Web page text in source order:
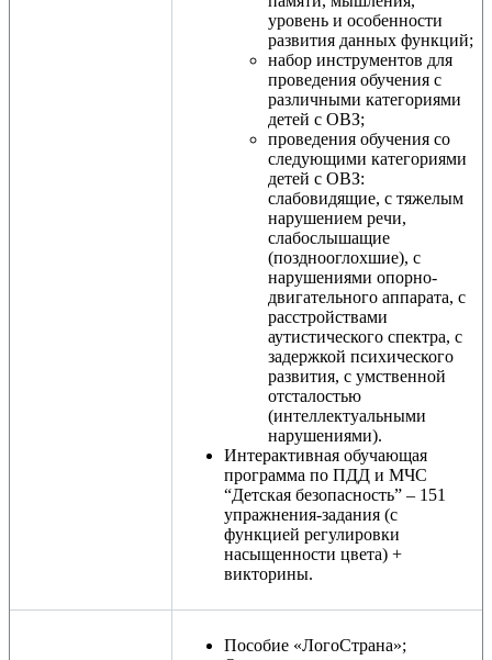
уровень и особенности
развития данных функций;
набор инструментов для
проведения обучения с
различными категориями
детей с ОВЗ;
проведения обучения со
следующими категориями
детей с ОВЗ:
слабовидящие, с тяжелым
нарушением речи,
слабослышащие
(позднооглохшие), с
нарушениями опорно-
двигательного аппарата, с
расстройствами
аутистического спектра, с
задержкой психического
развития, с умственной
отсталостью
(интеллектуальными
нарушениями).
Интерактивная обучающая
программа по ПДД и МЧС
“Детская безопасность” – 151
упражнения-задания (с
функцией регулировки
насыщенности цвета) +
викторины.
Пособие «ЛогоСтрана»;